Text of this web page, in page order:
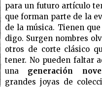
para un futuro artículo
que forman parte de la
de la música. Tienen
digo. Surgen nombres
otros de corte clásico
tener. No pueden faltar
una generación
grandes joyas de